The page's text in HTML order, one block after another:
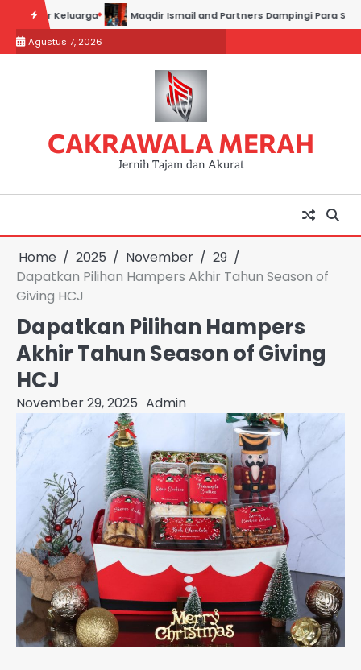
content
Keluarga Maqdir Ismail and Partners Dampingi Para Saksi
Agustus 7, 2026
CAKRAWALA MERAH
Jernih Tajam dan Akurat
Home 2025 November
29
Dapatkan Pilihan Hampers Akhir Tahun Season of
Giving HCJ
Dapatkan Pilihan Hampers
Akhir Tahun Season of Giving
HCJ
November 29, 2025 Admin